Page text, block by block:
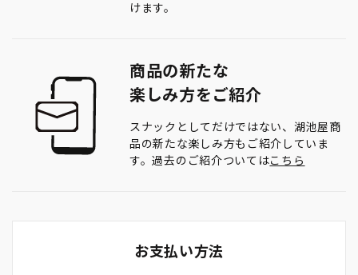
けます。
商品の新たな
楽しみ方をご紹介
スナックとしてだけではない、湖池屋商
品の新たな楽しみ方もご紹介していま
す。過去のご紹介ついてはこちら
お支払い方法